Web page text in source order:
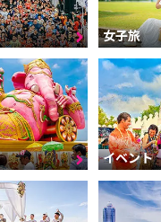
女子旅
イベント